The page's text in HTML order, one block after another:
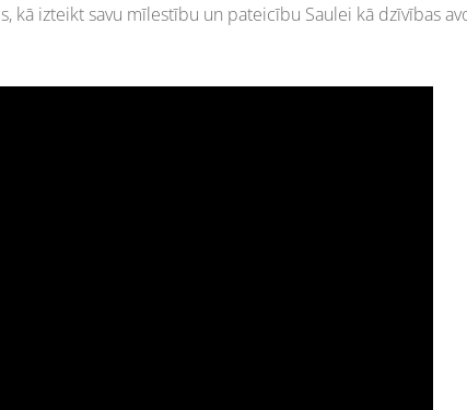
kā izteikt savu mīlestību un pateicību Saulei kā dzīvības